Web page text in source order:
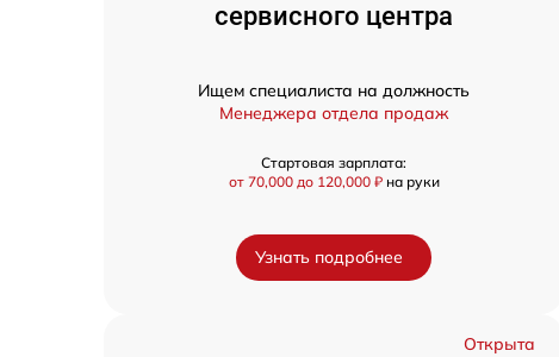
сервисного центра
Ищем специалиста на должность
Менеджера отдела продаж
Стартовая зарплата:
от 70,000 до 120,000 ₽ на руки
Узнать подробнее
Открыта